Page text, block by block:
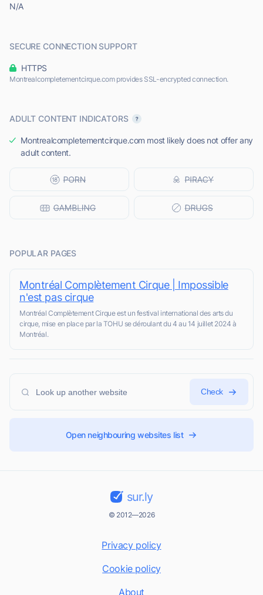
N/A
SECURE CONNECTION SUPPORT
HTTPS
Montrealcompletementcirque.com provides SSL-encrypted connection.
ADULT CONTENT INDICATORS
Montrealcompletementcirque.com most likely does not offer any
adult content.
POPULAR PAGES
Montréal Complètement Cirque | Impossible
n'est pas cirque
Montréal Complètement Cirque est un festival international des arts du
cirque, mise en place par la TOHU se déroulant du 4 au 14 juillet 2024 à
Montréal.
Check
Open neighbouring websites list
sur.ly
© 2012—2026
Privacy policy
Cookie policy
About